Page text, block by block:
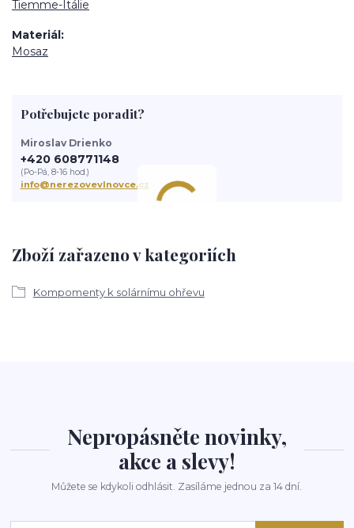
Tiemme-Itálie
Materiál
Mosaz
Zboží zařazeno v kategoriích
Kompomenty k solárnímu ohřevu
Potřebujete poradit?
Miroslav Drienko
+420 608771148
(Po-Pá, 8-16 hod.)
info@nerezovevlnovce.cz
Nepropásněte novinky,
akce a slevy!
Můžete se kdykoli odhlásit. Zasíláme jednou za 14 dní.